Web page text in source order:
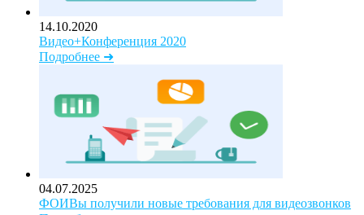
14.10.2020
Видео+Конференция 2020
Подробнее ➜
04.07.2025
ФОИВы получили новые требования для видеозвонков